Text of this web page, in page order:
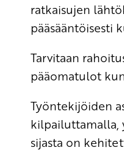
ratkaisujen
pääsääntöisesti
Tarvitaan
pääomatulot
Työntekijöiden
kilpailuttamalla,
sijasta on